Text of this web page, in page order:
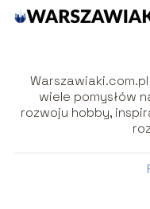
wiele pomysłów
rozwoju hobby,